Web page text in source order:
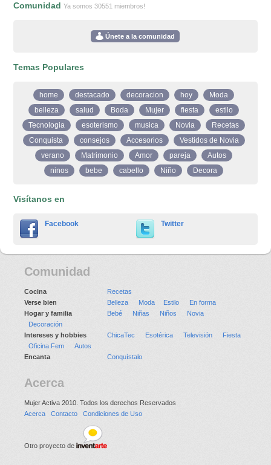
ComunidadYa somos 30551 miembros!
Únete a la comunidad
Temas Populares
home destacado decoracion hoy
Moda
belleza
salud Boda Mujer fiesta
estilo
Tecnologia
esoterismo musica Novia
Recetas
Conquista
consejos Accesorios
Vestidos de Novia
verano
Matrimonio Amor pareja
Autos
ninos
bebe cabello Niño Decora
Visítanos en
Facebook Twitter
Comunidad
Cocina
Recetas
Verse bien
Belleza Moda Estilo
En forma
Hogar y familia
Bebé Niñas Niños
Novia
Decoración
Intereses y hobbies
ChicaTec Esotérica Televisión
Fiesta
Oficina Fem
Autos
Encanta
Conquístalo
Acerca
Mujer Activa 2010. Todos los derechos Reservados
Acerca
Contacto Condiciones de Uso
Otro proyecto de